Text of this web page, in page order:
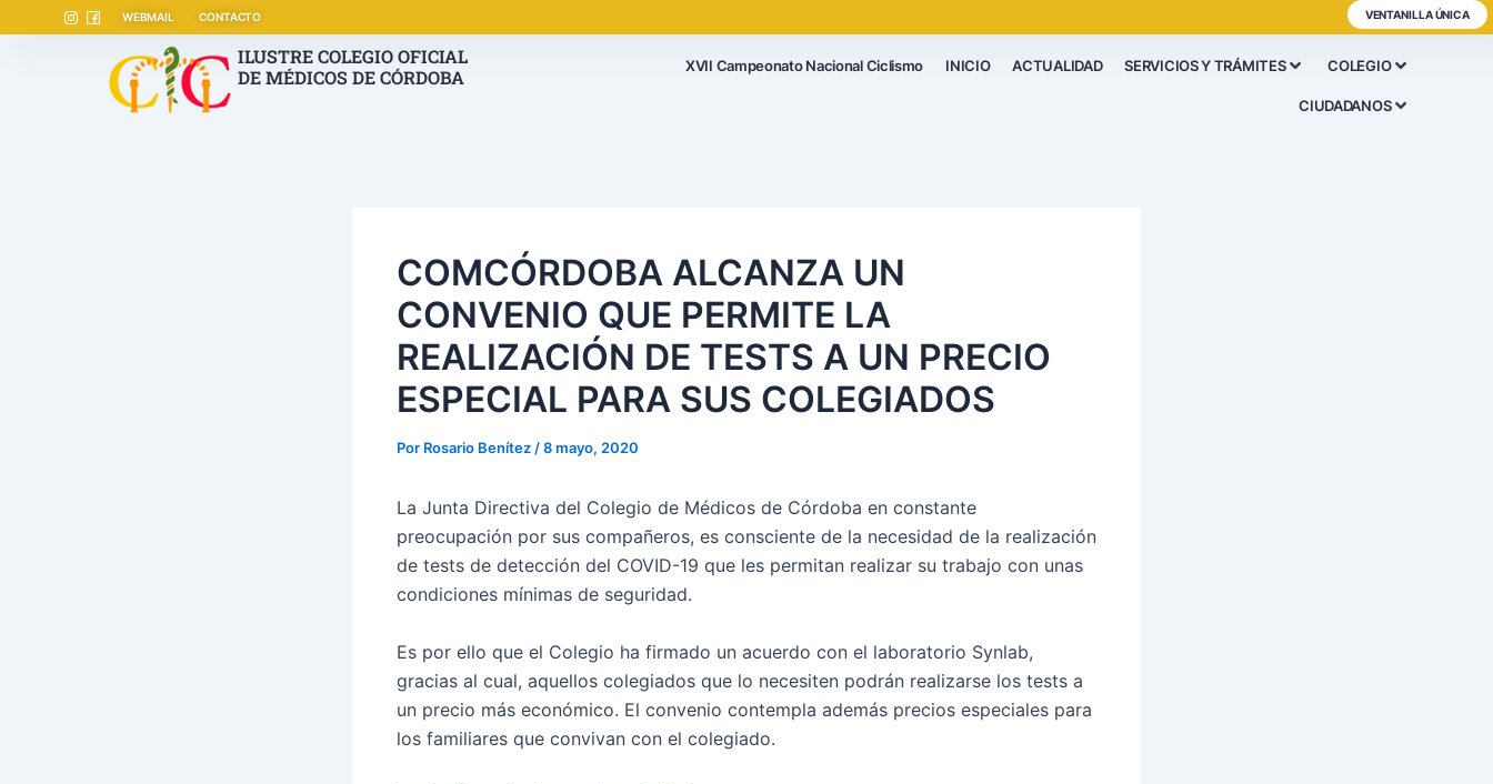
WEBMAIL CONTACTO VENTANILLA ÚNICA
ILUSTRE COLEGIO OFICIAL
DE MÉDICOS DE CÓRDOBA
XVII Campeonato Nacional Ciclismo INICIO ACTUALIDAD SERVICIOS Y TRÁMITES COLEGIO
CIUDADANOS
COMCÓRDOBA ALCANZA UN
CONVENIO QUE PERMITE LA
REALIZACIÓN DE TESTS A UN PRECIO
ESPECIAL PARA SUS COLEGIADOS
Por Rosario Benítez /8 mayo, 2020
La Junta Directiva del Colegio de Médicos de Córdoba en constante
preocupación por sus compañeros, es consciente de la necesidad de la realización
de tests de detección del COVID-19 que les permitan realizar su trabajo con unas
condiciones mínimas de seguridad.
Es por ello que el Colegio ha firmado un acuerdo con el laboratorio Synlab,
gracias al cual, aquellos colegiados que lo necesiten podrán realizarse los tests a
un precio más económico. El convenio contempla además precios especiales para
los familiares que convivan con el colegiado.
entradas